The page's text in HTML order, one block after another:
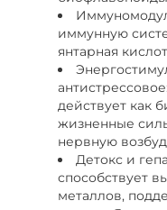
иммунную
янтарная
действует как
жизненные
нервную
Детокс и
способствует
металлов,